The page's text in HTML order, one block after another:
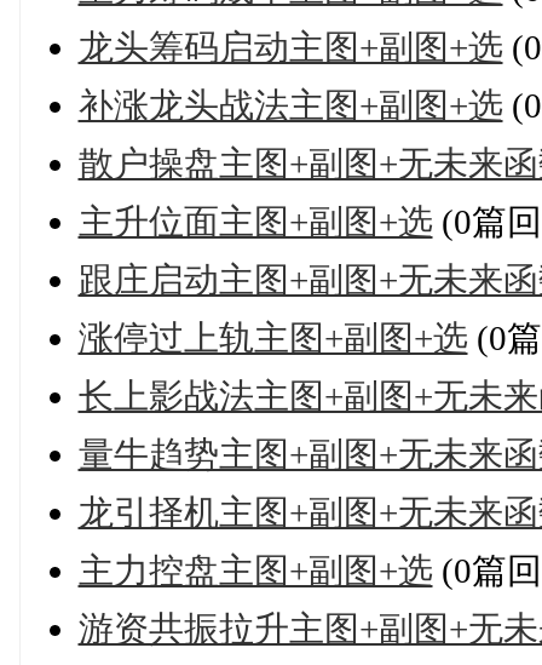
龙头筹码启动主图+副图+选
补涨龙头战法主图+副图+选
散户操盘主图+副图+无未来
主升位面主图+副图+选 (0篇
跟庄启动主图+副图+无未来
涨停过上轨主图+副图+选 (0
长上影战法主图+副图+无未
量牛趋势主图+副图+无未来
龙引择机主图+副图+无未来
主力控盘主图+副图+选 (0篇
游资共振拉升主图+副图+无